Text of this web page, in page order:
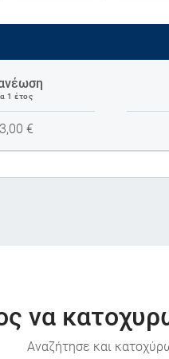
1 έτος
€
να
Αναζήτησε και